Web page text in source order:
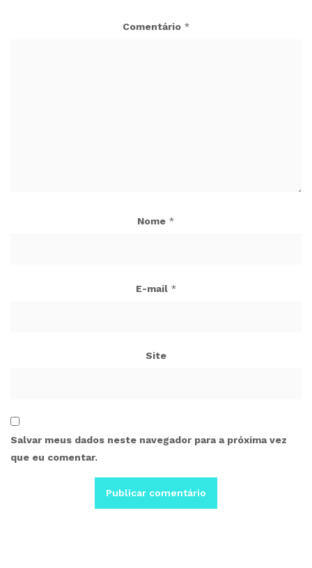
Comentário *
Nome *
E-mail *
Site
Salvar meus dados neste navegador para a próxima vez
que eu comentar.